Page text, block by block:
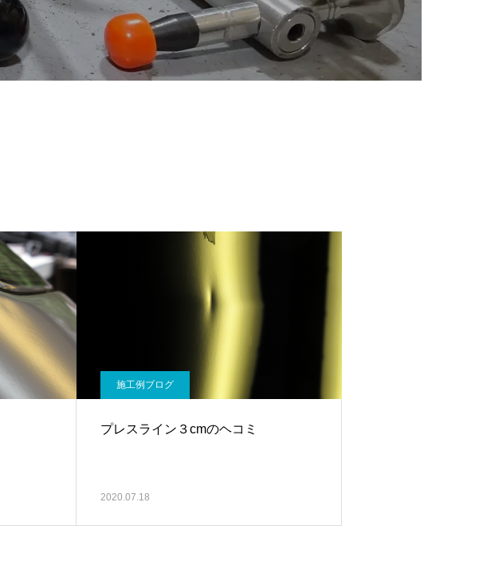
施工例ブログ
プレスライン３cmのヘコミ
2020.07.18